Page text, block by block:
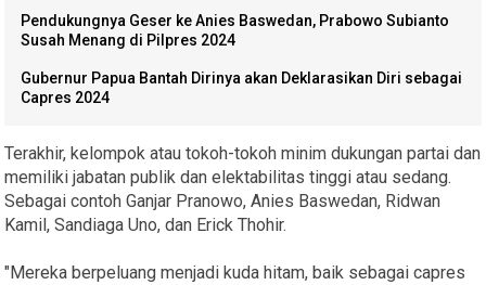
Pendukungnya Geser ke Anies Baswedan, Prabowo Subianto
Susah Menang di Pilpres 2024
Gubernur Papua Bantah Dirinya akan Deklarasikan Diri sebagai
Capres 2024
Terakhir, kelompok atau tokoh-tokoh minim dukungan partai dan
memiliki jabatan publik dan elektabilitas tinggi atau sedang.
Sebagai contoh Ganjar Pranowo, Anies Baswedan, Ridwan
Kamil, Sandiaga Uno, dan Erick Thohir.
"Mereka berpeluang menjadi kuda hitam, baik sebagai capres